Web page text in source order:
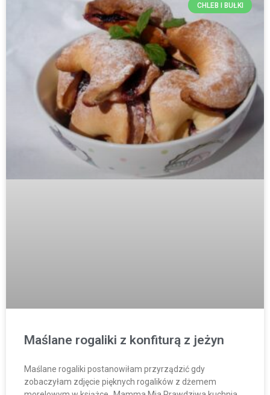
CHLEB I BUŁKI
Maślane rogaliki z konfiturą z jeżyn
Maślane rogaliki postanowiłam przyrządzić gdy
zobaczyłam zdjęcie pięknych rogalików z dżemem